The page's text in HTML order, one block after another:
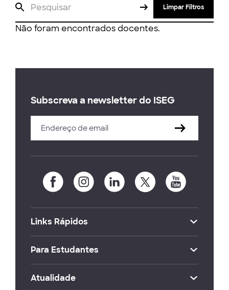
Limpar Filtros
Não foram encontrados docentes.
Subscreva a newsletter do ISEG
Links Rápidos
Para Estudantes
Atualidade